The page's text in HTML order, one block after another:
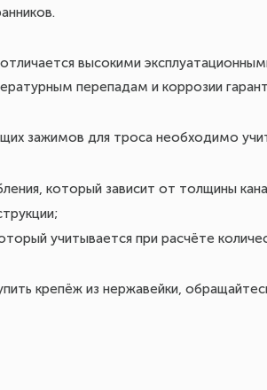
высокими
перепадам и коррозии
зажимов для троса необходимо
который зависит от толщины
учитывается при расчёте
крепёж из нержавейки,